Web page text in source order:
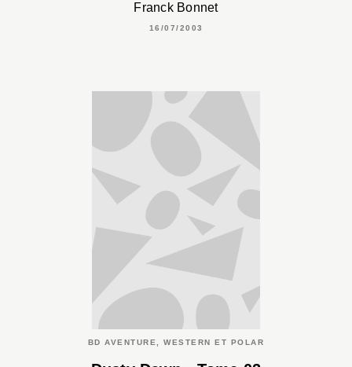
Franck Bonnet
16/07/2003
BD AVENTURE, WESTERN ET POLAR